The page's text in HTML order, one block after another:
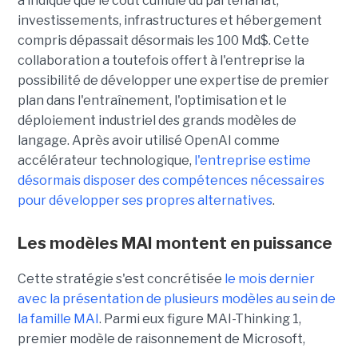
investissements, infrastructures et hébergement
compris dépassait désormais les 100 Md$. Cette
collaboration a toutefois offert à l'entreprise la
possibilité de développer une expertise de premier
plan dans l'entraînement, l'optimisation et le
déploiement industriel des grands modèles de
langage. Après avoir utilisé OpenAI comme
accélérateur technologique, l'entreprise estime
désormais disposer des compétences nécessaires
pour développer ses propres alternatives.
Les modèles MAI montent en puissance
Cette stratégie s'est concrétisée le mois dernier
avec la présentation de plusieurs modèles au sein de
la famille MAI . Parmi eux figure MAI-Thinking 1,
premier modèle de raisonnement de Microsoft,